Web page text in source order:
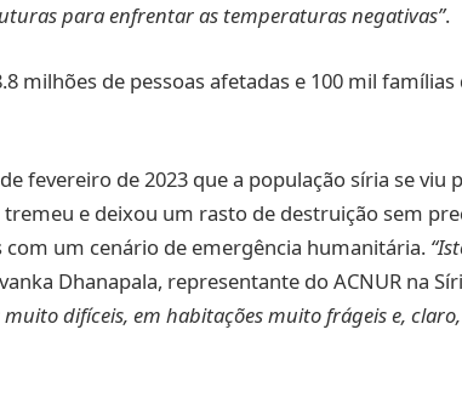
para enfrentar as temperaturas negativas”.
milhões de pessoas afetadas e 100 mil famílias
fevereiro de 2023 que a população síria se viu
e deixou um rasto de destruição sem
um cenário de emergência humanitária.
Dhanapala, representante do ACNUR na
muito difíceis, em habitações muito frágeis e,